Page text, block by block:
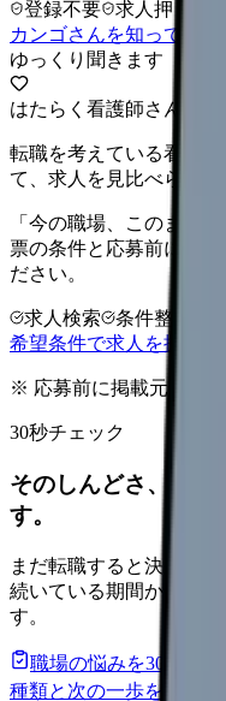
登録不要 求人押し売
カンゴさんを知ってから
ゆっくり聞きます
はたらく看護師さん 求人
転職を考えている看護
て、求人を見比べられま
「今の職場、このまま
票の条件と応募前に確
ださい。
求人検索 条件整理
希望条件で求人を探す
※ 応募前に掲載元の最
30秒チェック
そのしんどさ、転職
す。
まだ転職すると決めて
続いている期間から、
す。
職場の悩みを30秒で診
種類と次の一歩を整理し